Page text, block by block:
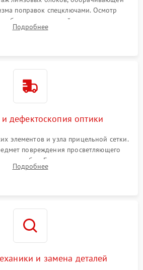
поправок спецключами. Осмотр
соединений, пружин и
Поиск причин люфта, смещения
Подробнее
дефектоскопия оптики
элементов и узла прицельной сетки.
повреждения просветляющего
грибка. Бережная очистка стекол
целостности гравированной
Подробнее
и замена деталей